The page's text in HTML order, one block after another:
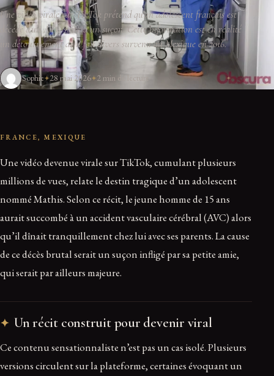
Une vidéo virale sur TikTok prétend qu'un adolescent français est
décédé d'un AVC suite à un suçon. Cette information est en réalité
un détournement d'un fait divers survenu au Mexique en 2016.
Sophie 28 mai 2026 2 min de lecture
FRANCE, MEXIQUE
Une vidéo devenue virale sur TikTok, cumulant plusieurs
millions de vues, relate le destin tragique d’un adolescent
nommé Mathis. Selon ce récit, le jeune homme de 15 ans
aurait succombé à un accident vasculaire cérébral (AVC) alors
qu’il dînait tranquillement chez lui avec ses parents. La cause
de ce décès brutal serait un suçon infligé par sa petite amie,
qui serait par ailleurs majeure.
Un récit construit pour devenir viral
Ce contenu sensationnaliste n’est pas un cas isolé. Plusieurs
versions circulent sur la plateforme, certaines évoquant un